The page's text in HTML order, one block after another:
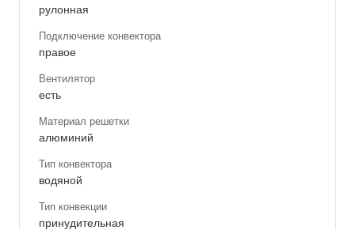
рулонная
Подключение конвектора
правое
Вентилятор
есть
Материал решетки
алюминий
Тип конвектора
водяной
Тип конвекции
принудительная